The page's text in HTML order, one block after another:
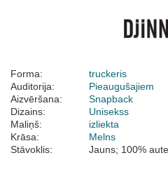
Forma:
truckeris
Auditorija:
Pieaugušajiem
Aizvēršana:
Snapback
Dizains:
Unisekss
Maliņš:
izliekta
Krāsa:
Melns
Stāvoklis:
Jauns; 100%